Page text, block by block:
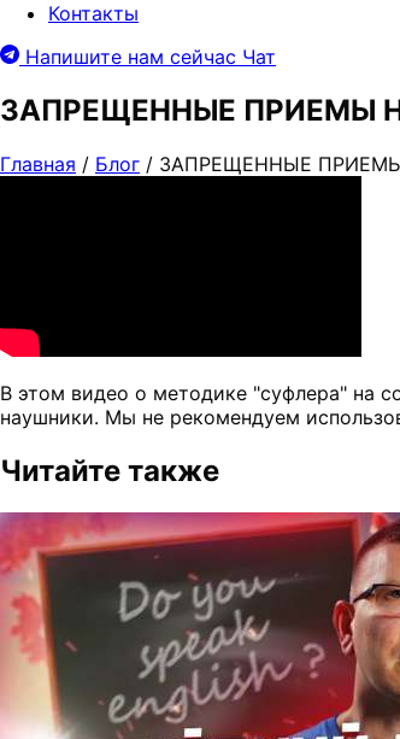
Контакты
Напишите нам сейчас Чат
ЗАПРЕЩЕННЫЕ ПРИЕМЫ
Главная / Блог / ЗАПРЕЩЕННЫЕ
В этом видео о методике "суфлера" на
наушники. Мы не рекомендуем
Читайте также